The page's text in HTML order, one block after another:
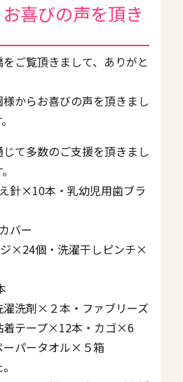
喜びの声を頂き
ご覧頂きまして、ありがと
からお喜びの声を頂きまし
じて多数のご支援を頂きまし
針×10本・乳幼児用歯ブラ
バー
×24個・洗濯干しピンチ×
洗剤×２本・ファブリーズ
着テープ×12本・カゴ×6
ーパータオル×５箱